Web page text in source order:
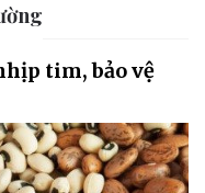
tim, bảo vệ